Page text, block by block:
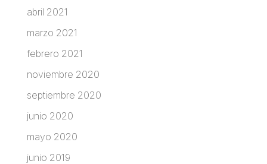
abril 2021
marzo 2021
febrero 2021
noviembre 2020
septiembre 2020
junio 2020
mayo 2020
junio 2019